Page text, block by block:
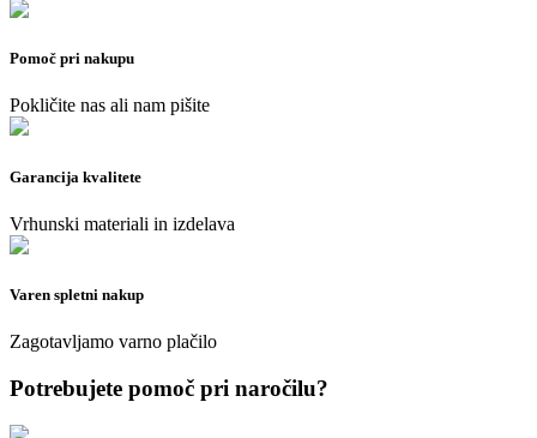
Pomoč pri nakupu
Pokličite nas ali nam pišite
Garancija kvalitete
Vrhunski materiali in izdelava
Varen spletni nakup
Zagotavljamo varno plačilo
Potrebujete pomoč pri naročilu?